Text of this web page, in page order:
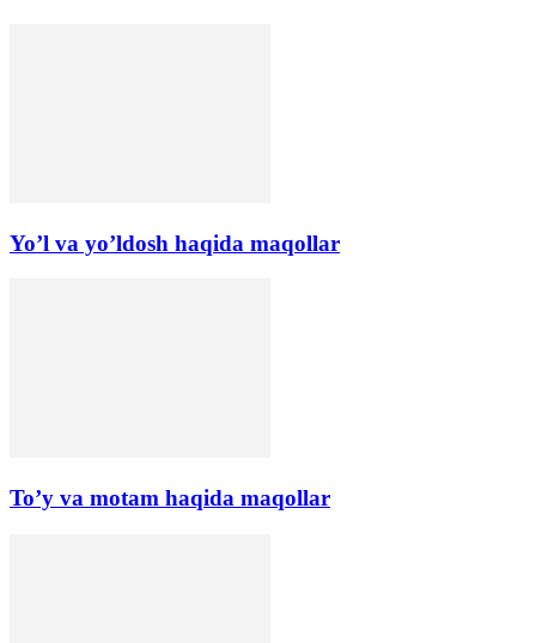
Yo’l va yo’ldosh haqida maqollar
To’y va motam haqida maqollar